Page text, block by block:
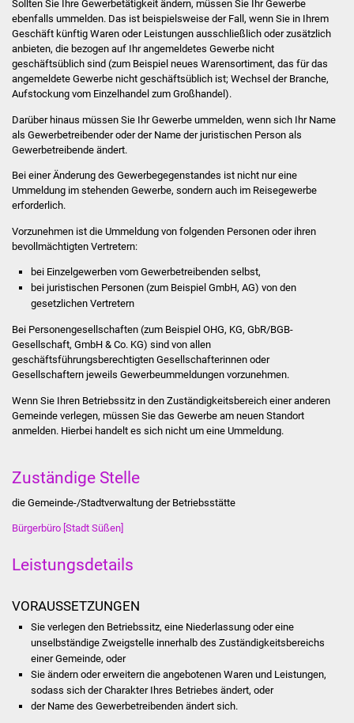
Kontakt
Veröffentlichungen
Ortsrecht
FNP / Bebauungspläne
Stadtinfo
Jubiläumsjahr 2021
Partnerstädte
Schulentwicklung Bizet
Sanierung Hallenbad
Sanierung Bizethalle
Lebenslagen
Formulare
Bürgerinfos
Sollten Sie Ihre Gewerbetätigkeit ändern, müssen Sie Ihr Gewerbe
ebenfalls ummelden. Das ist beispielsweise der Fall, wenn Sie in Ihrem
Geschäft künftig Waren oder Leistungen ausschließlich oder zusätzlich
anbieten, die bezogen auf Ihr angemeldetes Gewerbe nicht
geschäftsüblich sind (zum Beispiel neues Warensortiment, das für das
angemeldete Gewerbe nicht geschäftsüblich ist; Wechsel der Branche,
Aufstockung vom Einzelhandel zum Großhandel).
Darüber hinaus müssen Sie Ihr Gewerbe ummelden, wenn sich Ihr Name
als Gewerbetreibender oder der Name der juristischen Person als
Gewerbetreibende ändert.
Bei einer Änderung des Gewerbegegenstandes ist nicht nur eine
Ummeldung im stehenden Gewerbe, sondern auch im Reisegewerbe
erforderlich.
Vorzunehmen ist die Ummeldung von folgenden Personen oder ihren
bevollmächtigten Vertretern:
bei Einzelgewerben vom Gewerbetreibenden selbst,
bei juristischen Personen (zum Beispiel GmbH, AG) von den
gesetzlichen Vertretern
Bei Personengesellschaften (zum Beispiel OHG, KG, GbR/BGB-
Gesellschaft, GmbH & Co. KG) sind von allen
geschäftsführungsberechtigten Gesellschafterinnen oder
Gesellschaftern jeweils Gewerbeummeldungen vorzunehmen.
Wenn Sie Ihren Betriebssitz in den Zuständigkeitsbereich einer anderen
Gemeinde verlegen, müssen Sie das Gewerbe am neuen Standort
anmelden. Hierbei handelt es sich nicht um eine Ummeldung.
Zuständige Stelle
die Gemeinde-/Stadtverwaltung der Betriebsstätte
Bürgerbüro [Stadt Süßen]
Leistungsdetails
VORAUSSETZUNGEN
Sie verlegen den Betriebssitz, eine Niederlassung oder eine
unselbständige Zweigstelle innerhalb des Zuständigkeitsbereichs
einer Gemeinde, oder
Sie ändern oder erweitern die angebotenen Waren und Leistungen,
sodass sich der Charakter Ihres Betriebes ändert, oder
der Name des Gewerbetreibenden ändert sich.